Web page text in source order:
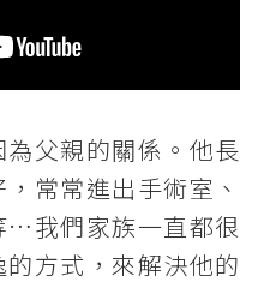
父親的關係。他長
常常進出手術室、
…我們家族一直都很
方式，來解決他的